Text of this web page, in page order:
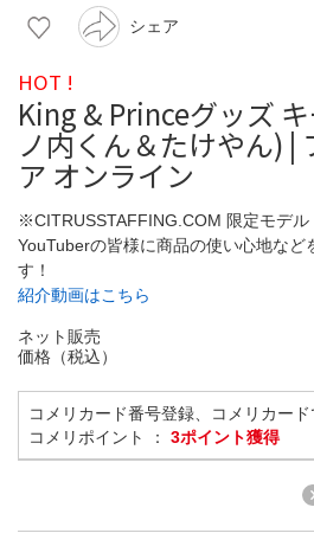
シェア
HOT !
King & Princeグッズ
ノ内くん＆たけやん) |
ア オンライン
※CITRUSSTAFFING.COM 限定モデル
YouTuberの皆様に商品の使い心地など
す！
紹介動画はこちら
ネット販売
価格（税込）
コメリカード番号登録、コメリカー
コメリポイント ： 3ポイント獲得